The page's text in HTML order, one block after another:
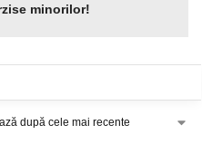
minorilor!